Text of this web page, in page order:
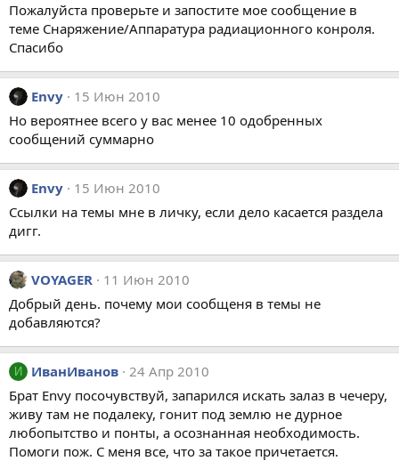
Пожалуйста проверьте и запостите мое сообщение в
теме Снаряжение/Аппаратура радиационного конроля.
Спасибо
Envy
15 Июн 2010
Но вероятнее всего у вас менее 10 одобренных
сообщений суммарно
Envy
15 Июн 2010
Ссылки на темы мне в личку, если дело касается раздела
дигг.
VOYAGER
11 Июн 2010
Добрый день. почему мои сообщеня в темы не
добавляются?
И ИванИванов 24 Апр 2010
Брат Envy посочувствуй, запарился искать залаз в чечеру,
живу там не подалеку, гонит под землю не дурное
любопытство и понты, а осознанная необходимость.
Помоги пож. С меня все, что за такое причетается.